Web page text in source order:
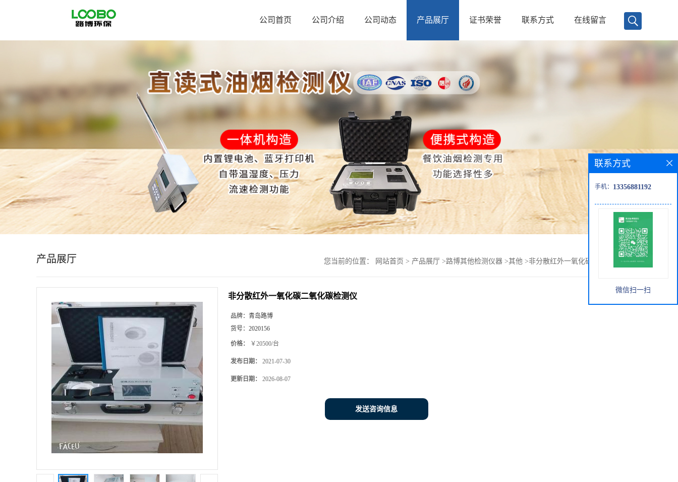
首
介
公司首页 公司介绍 公司动态 产品展厅 证书荣誉 联系方式 在线留言
产品展厅 您当前的位置： 网站首页 > 产品展厅 >路博其他检测仪器 >其他 >非分散红外一氧化碳二氧化碳检测仪
非分散红外一氧化碳二氧化碳检测仪
品牌： 青岛路博
货号： 2020156
价格： ￥20500/台
发布日期： 2021-07-30
更新日期： 2026-08-07
发送咨询信息
联系方式
手机： 13356881192
微信扫一扫